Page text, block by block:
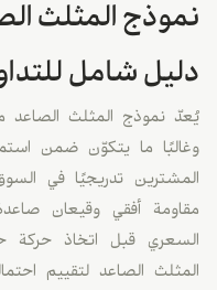
نموذج المثلث
دليل شامل
يُعدّ نموذج المثلث الصاعد
وغالبًا ما يتكوّن ضمن
المشترين تدريجيًا في
مقاومة أفقي وقيعان
السعري قبل اتخاذ حركة
المثلث الصاعد لتقييم